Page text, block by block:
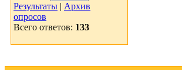
Результаты | Архив
опросов
Всего ответов: 133